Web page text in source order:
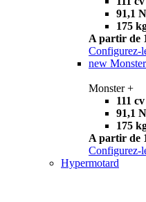
91,1
175
A partir de
Configurez-
new
Monster +
111 cv
91,1
175
A partir de
Configurez-
Hypermotard